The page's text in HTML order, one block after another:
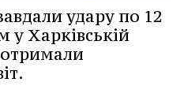
удару по 12
у Харківській
отримали